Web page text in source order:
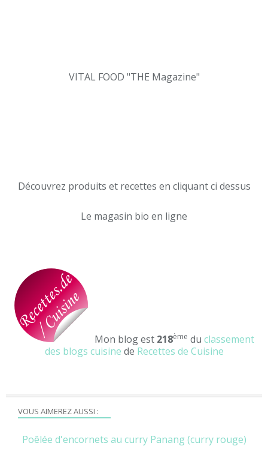
VOUS AIMEREZ AUSSI :
Poêlée d'encornets au curry Panang (curry rouge)
VITAL FOOD "THE Magazine"
Découvrez produits et recettes en cliquant ci dessus
Le magasin bio en ligne
Mon blog est 218ème du classement
des blogs cuisine de Recettes de Cuisine